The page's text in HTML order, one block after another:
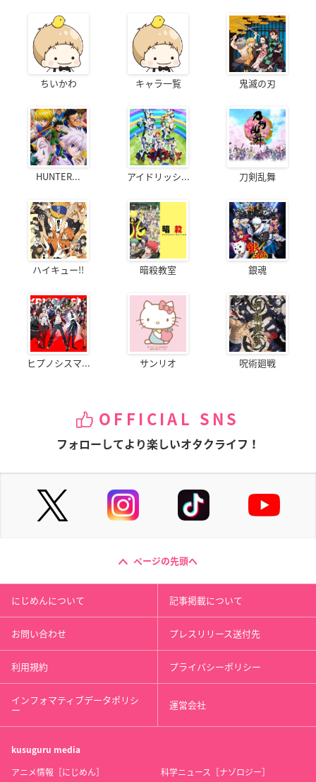
ちいかわ キャラ一覧 鬼滅の刃
HUNTER... アイドリッシ... 刀剣乱舞
ハイキュー!! 暗殺教室 銀魂
ヒプノシスマ... サンリオ 呪術廻戦
OFFICIAL SNS
フォローしてより楽しいオタクライフ！
ページの先頭へ
にじめんについて 記事掲載について
お問い合わせ プレスリリース送付先
利用規約 プライバシーポリシー
インフォマティブデータポリシ
ー 運営会社
kusuguru media
アニメ情報［にじめん］ 科学ニュース［ナゾロジー］